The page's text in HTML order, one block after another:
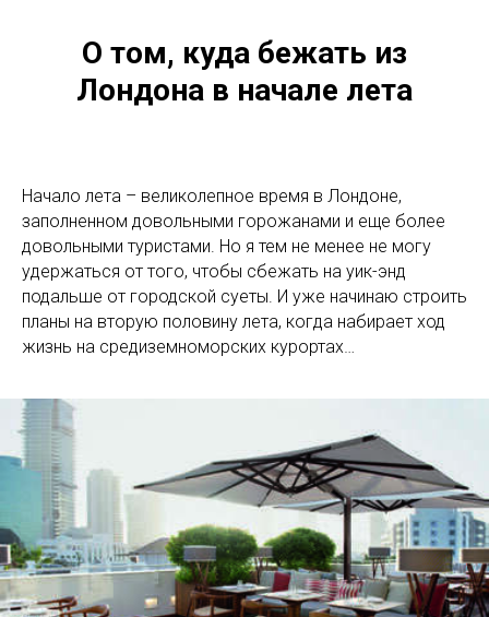
О том, куда бежать из
Лондона в начале лета
Начало лета – великолепное время в Лондоне,
заполненном довольными горожанами и еще более
довольными туристами. Но я тем не менее не могу
удержаться от того, чтобы сбежать на уик-энд
подальше от городской суеты. И уже начинаю строить
планы на вторую половину лета, когда набирает ход
жизнь на средиземноморских курортах…